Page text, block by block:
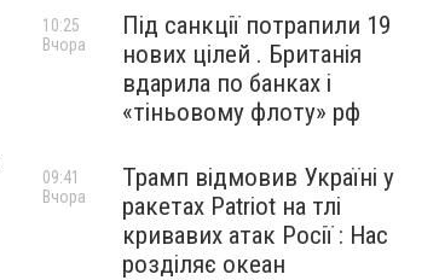
Під санкції потрапили 19
нових цілей . Британія
вдарила по банках і
«тіньовому флоту» рф
10:25
Вчора
Трамп відмовив Україні у
ракетах Patriot на тлі
кривавих атак Росії : Нас
розділяє океан
09:41
Вчора